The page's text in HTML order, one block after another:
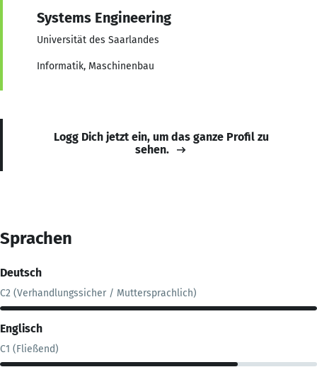
Systems Engineering
Universität des Saarlandes
Informatik, Maschinenbau
Logg Dich jetzt ein, um das ganze Profil zu
sehen.
Sprachen
Deutsch
C2 (Verhandlungssicher / Muttersprachlich)
Englisch
C1 (Fließend)